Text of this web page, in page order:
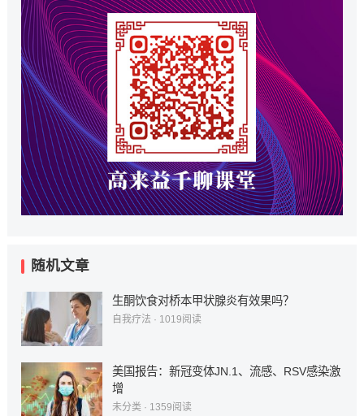
随机文章
生酮饮食对桥本甲状腺炎有效果吗？
自我疗法 · 1019阅读
美国报告：新冠变体JN.1、流感、RSV感染激
增
未分类 · 1359阅读